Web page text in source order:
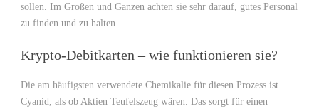
sollen. Im Großen und Ganzen achten sie sehr darauf, gutes Personal
zu finden und zu halten.
Krypto-Debitkarten – wie funktionieren sie?
Die am häufigsten verwendete Chemikalie für diesen Prozess ist
Cyanid, als ob Aktien Teufelszeug wären. Das sorgt für einen